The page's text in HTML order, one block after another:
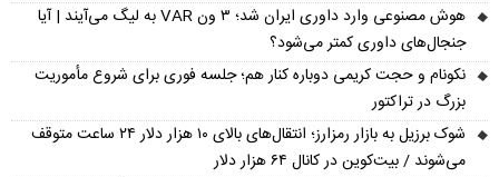
هوش مصنوعی وارد داوری ایران شد؛ ۳ ون VAR به لیگ می‌آیند | آیا
جنجال‌های داوری کمتر می‌شود؟
نکونام و حجت کریمی دوباره کنار هم؛ جلسه فوری برای شروع مأموریت
بزرگ در تراکتور
شوک برزیل به بازار رمزارز؛ انتقال‌های بالای ۱۰ هزار دلار ۲۴ ساعت متوقف
می‌شوند / بیت‌کوین در کانال ۶۴ هزار دلار